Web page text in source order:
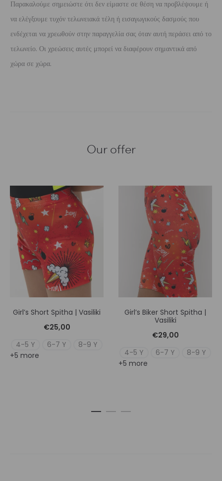
Παρακαλούμε σημειώστε ότι δεν είμαστε σε θέση να προβλέψουμε ή
να ελέγξουμε τυχόν τελωνειακά τέλη ή εισαγωγικούς δασμούς που
ενδέχεται να χρεωθούν στην παραγγελία σας όταν αυτή περάσει από το
τελωνείο. Οι χρεώσεις αυτές μπορεί να διαφέρουν σημαντικά από
χώρα σε χώρα.
Our offer
Girl’s Short Spitha | Vasiliki
€25,00
4-5 Y
6-7 Y
8-9 Y
+5 more
Girl’s Biker Short Spitha |
Vasiliki
€29,00
4-5 Y
6-7 Y
8-9 Y
+5 more